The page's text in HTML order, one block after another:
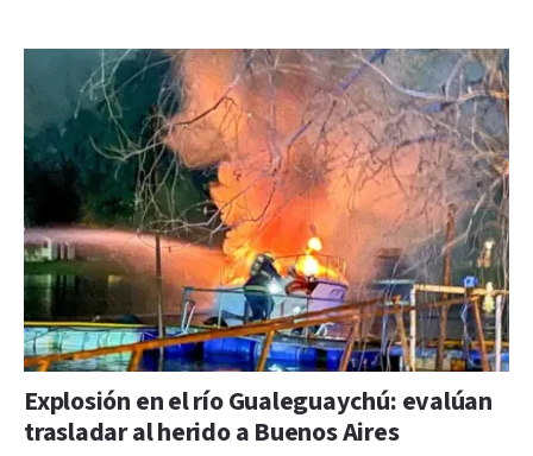
Explosión en el río Gualeguaychú: evalúan
trasladar al herido a Buenos Aires